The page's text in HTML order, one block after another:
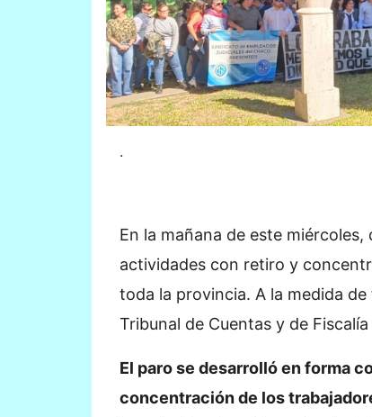
.
En la mañana de este
actividades con retiro y
toda la provincia. A la medida
Tribunal de Cuentas y de
El paro se desarrolló en forma
concentración de los